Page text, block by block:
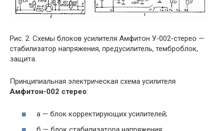
Рис. 2. Схемы блоков усилителя Амфитон У-002-стерео —
стабилизатор напряжения, предусилитель, темброблок,
защита.
Принципиальная электрическая схема усилителя
Амфитон-002 стерео:
а — блок корректирующих усилителей;